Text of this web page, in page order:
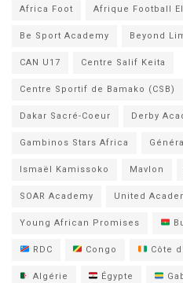
Africa Foot Afrique Football
Be Sport Academy Beyond
CAN U17 Centre Salif Keita
Centre Sportif de Bamako (CSB)
Dakar Sacré-Coeur Derby
Gambinos Stars Africa
Ismaël Kamissoko Mavlon
SOAR Academy United
Young African Promises
RDC Congo Côte
Algérie Égypte